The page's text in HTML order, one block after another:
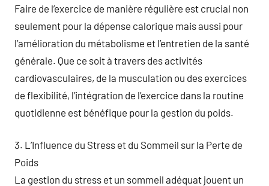
Faire de l’exercice de manière régulière est crucial non
seulement pour la dépense calorique mais aussi pour
l’amélioration du métabolisme et l’entretien de la santé
générale. Que ce soit à travers des activités
cardiovasculaires, de la musculation ou des exercices
de flexibilité, l’intégration de l’exercice dans la routine
quotidienne est bénéfique pour la gestion du poids.
3. L’Influence du Stress et du Sommeil sur la Perte de
Poids
La gestion du stress et un sommeil adéquat jouent un